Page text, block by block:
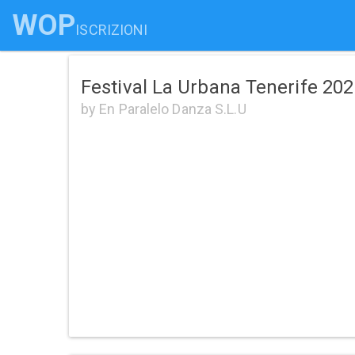
WOPISCRIZIONI
Festival La Urbana Tenerife
by En Paralelo Danza S.L.U